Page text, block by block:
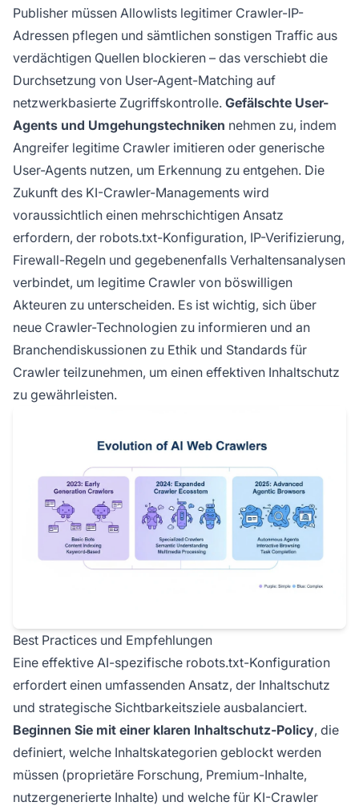
Publisher müssen Allowlists legitimer Crawler-IP-
Adressen pflegen und sämtlichen sonstigen Traffic aus
verdächtigen Quellen blockieren – das verschiebt die
Durchsetzung von User-Agent-Matching auf
netzwerkbasierte Zugriffskontrolle. Gefälschte User-
Agents und Umgehungstechniken nehmen zu, indem
Angreifer legitime Crawler imitieren oder generische
User-Agents nutzen, um Erkennung zu entgehen. Die
Zukunft des KI-Crawler-Managements wird
voraussichtlich einen mehrschichtigen Ansatz
erfordern, der robots.txt-Konfiguration, IP-Verifizierung,
Firewall-Regeln und gegebenenfalls Verhaltensanalysen
verbindet, um legitime Crawler von böswilligen
Akteuren zu unterscheiden. Es ist wichtig, sich über
neue Crawler-Technologien zu informieren und an
Branchendiskussionen zu Ethik und Standards für
Crawler teilzunehmen, um einen effektiven Inhaltschutz
zu gewährleisten.
Best Practices und Empfehlungen
Eine effektive AI-spezifische robots.txt-Konfiguration
erfordert einen umfassenden Ansatz, der Inhaltschutz
und strategische Sichtbarkeitsziele ausbalanciert.
Beginnen Sie mit einer klaren Inhaltschutz-Policy, die
definiert, welche Inhaltskategorien geblockt werden
müssen (proprietäre Forschung, Premium-Inhalte,
nutzergenerierte Inhalte) und welche für KI-Crawler